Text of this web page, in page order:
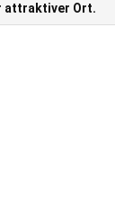
attraktiver Ort.